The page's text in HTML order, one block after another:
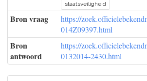
staatsveiligheid
Bron vraag
https://
014Z09397.html
Bron
antwoord
https://
0132014-2430.html